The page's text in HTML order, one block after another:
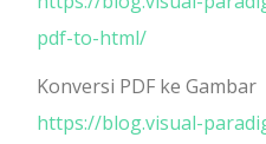
pdf-to-html/
Konversi PDF ke Gambar
https://blog.visual-